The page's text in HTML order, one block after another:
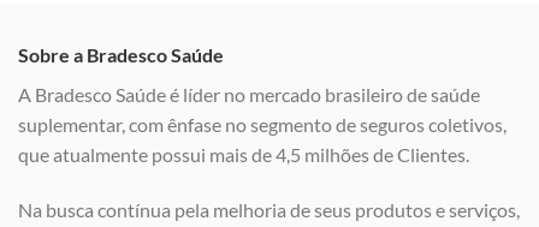
Sobre a Bradesco Saúde
A Bradesco Saúde é líder no mercado brasileiro de saúde
suplementar, com ênfase no segmento de seguros coletivos,
que atualmente possui mais de 4,5 milhões de Clientes.
Na busca contínua pela melhoria de seus produtos e serviços,